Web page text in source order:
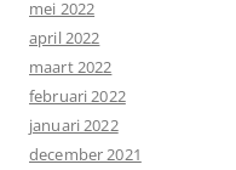
mei 2022
april 2022
maart 2022
februari 2022
januari 2022
december 2021